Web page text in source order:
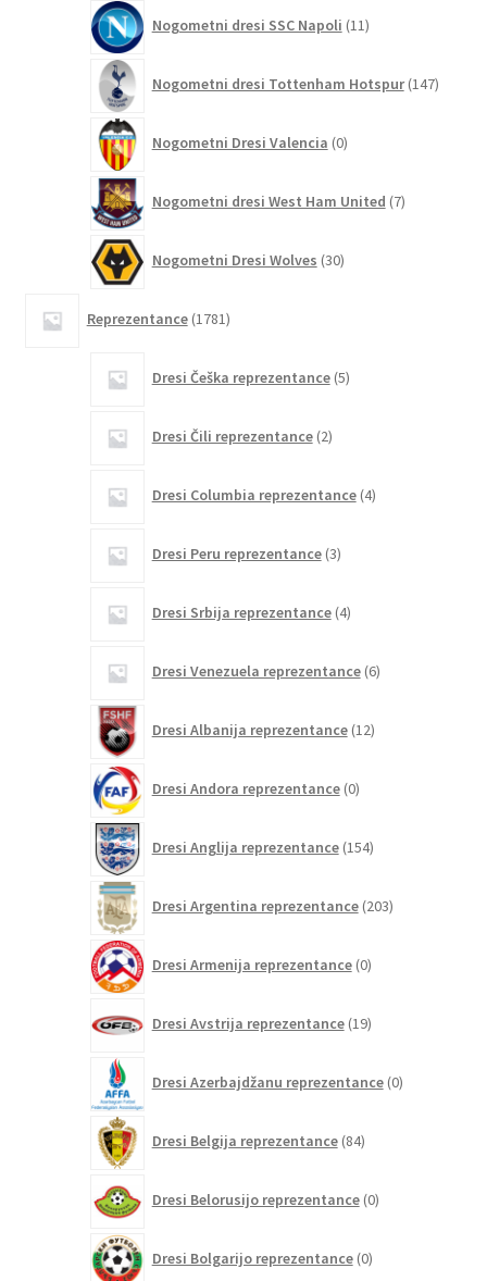
Nogometni dresi SSC Napoli 11izdelkov
Nogometni dresi Tottenham Hotspur 147
Nogometni Dresi Valencia 0izdelkov
Nogometni dresi West Ham United 7izdelkov
Nogometni Dresi Wolves 30izdelkov
Reprezentance 1781izdelkov
Dresi Češka reprezentance 5izdelkov
Dresi Čili reprezentance 2izdelka
Dresi Columbia reprezentance 4izdelki
Dresi Peru reprezentance 3izdelki
Dresi Srbija reprezentance 4izdelki
Dresi Venezuela reprezentance 6izdelkov
Dresi Albanija reprezentance 12izdelkov
Dresi Andora reprezentance 0izdelkov
Dresi Anglija reprezentance 154izdelkov
Dresi Argentina reprezentance 203izdelki
Dresi Armenija reprezentance 0izdelkov
Dresi Avstrija reprezentance 19izdelkov
Dresi Azerbajdžanu reprezentance 0izdelkov
Dresi Belgija reprezentance 84izdelkov
Dresi Belorusijo reprezentance 0izdelkov
Dresi Bolgarijo reprezentance 0izdelkov